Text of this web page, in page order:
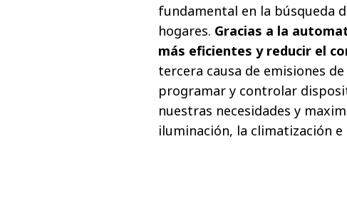
fundamental en la búsqueda
hogares. Gracias a la
más eficientes y reducir el
tercera causa de emisiones
programar y controlar
nuestras necesidades y
iluminación, la climatización e